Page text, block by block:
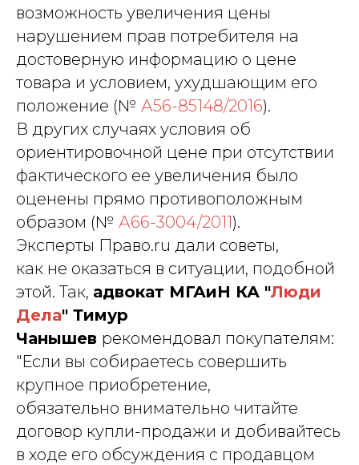
возможность увеличения цены
нарушением прав потребителя на
достоверную информацию о цене
товара и условием, ухудшающим его
положение (№ А56-85148/2016).
В других случаях условия об
ориентировочной цене при отсутствии
фактического ее увеличения было
оценены прямо противоположным
образом (№ А66-3004/2011).
Эксперты Право.ru дали советы,
как не оказаться в ситуации, подобной
этой. Так, адвокат МГАиН КА "Люди
Дела" Тимур
Чанышев рекомендовал покупателям:
"Если вы собираетесь совершить
крупное приобретение,
обязательно внимательно читайте
договор купли-продажи и добивайтесь
в ходе его обсуждения с продавцом
по запросу индивидуально
Политика обработки персональных данных